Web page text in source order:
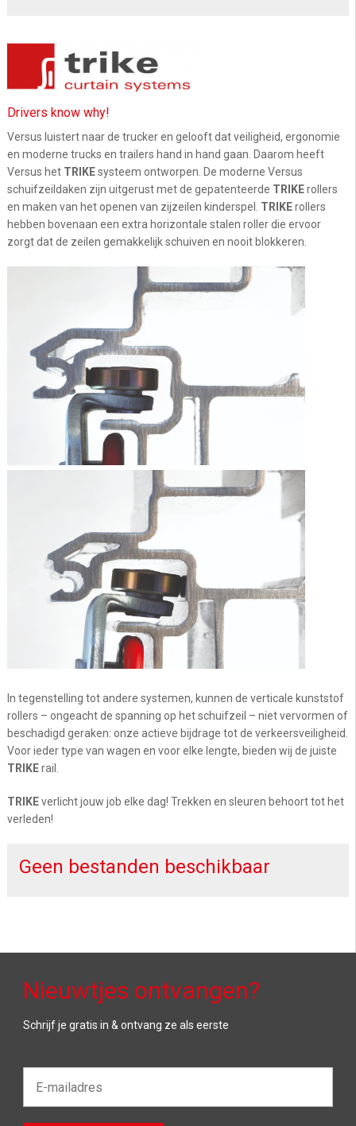
Drivers know why!
Versus luistert naar de trucker en gelooft dat veiligheid, ergonomie
en moderne trucks en trailers hand in hand gaan. Daarom heeft
Versus het TRIKEsysteem ontworpen. De moderne Versus
schuifzeildaken zijn uitgerust met de gepatenteerde TRIKErollers
en maken van het openen van zijzeilen kinderspel. TRIKErollers
hebben bovenaan een extra horizontale stalen roller die ervoor
zorgt dat de zeilen gemakkelijk schuiven en nooit blokkeren.
In tegenstelling tot andere systemen, kunnen de verticale kunststof
rollers – ongeacht de spanning op het schuifzeil – niet vervormen of
beschadigd geraken: onze actieve bijdrage tot de verkeersveiligheid.
Voor ieder type van wagen en voor elke lengte, bieden wij de juiste
TRIKErail.
TRIKEverlicht jouw job elke dag! Trekken en sleuren behoort tot het
verleden!
Geen bestanden beschikbaar
Nieuwtjes ontvangen?
Schrijf je gratis in & ontvang ze als eerste
mailadres*